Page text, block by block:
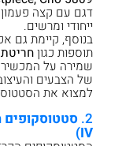
דגם עם קצה
ייחודי ומרשים.
בנוסף, קיימת גם
תוספות כגון
שמירה על המכשיר
של הצבעים
למצוא את
2. סטטוסקופים
IV)